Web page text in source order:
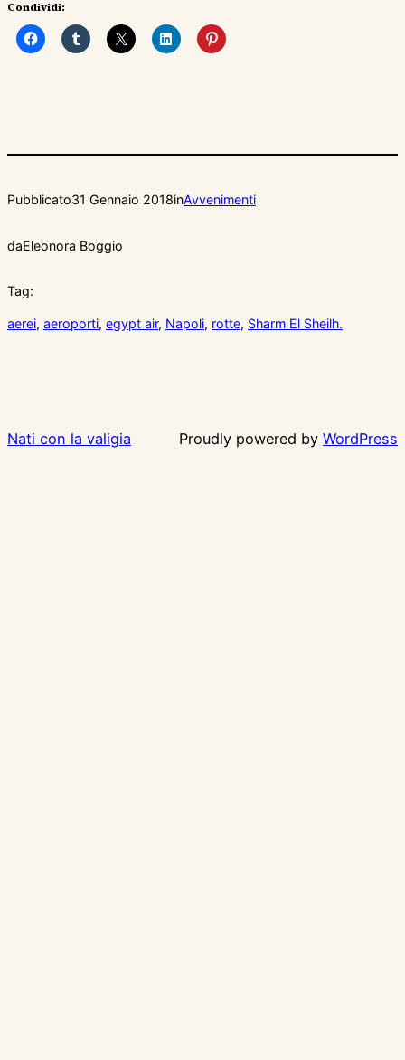
Condividi:
Pubblicato31 Gennaio 2018inAvvenimenti
daEleonora Boggio
Tag:
aerei, aeroporti, egypt air, Napoli, rotte, Sharm El Sheilh.
Nati con la valigia Proudly powered by WordPress